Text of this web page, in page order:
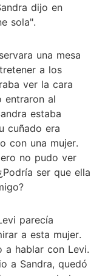
dijo en
sola".
una mesa
a los
ver la cara
entraron al
estaba
cuñado era
con una mujer.
no pudo ver
ser que ella
parecía
a esta mujer.
a hablar con Levi.
a Sandra, quedó